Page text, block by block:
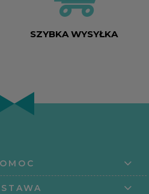
SZYBKA WYSYŁKA